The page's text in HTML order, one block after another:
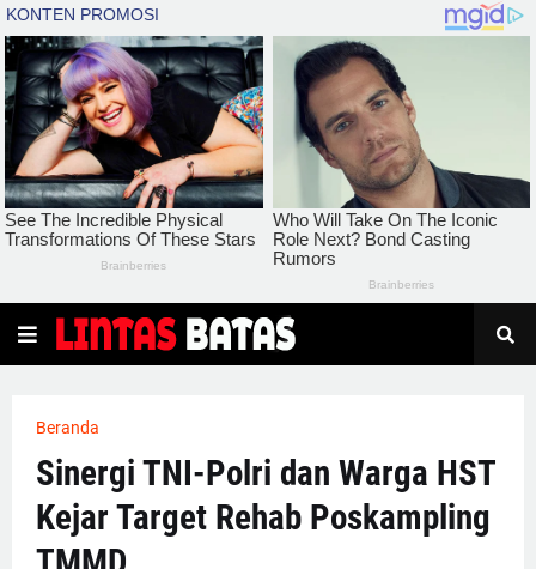
Beranda
Sinergi TNI-Polri dan Warga HST
Kejar Target Rehab Poskampling